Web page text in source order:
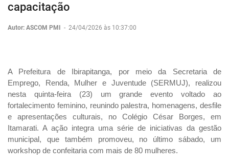
capacitação
Autor: ASCOM PMI - 24/04/2026 às 10:37:00
A Prefeitura de Ibirapitanga, por meio da Secretaria de
Emprego, Renda, Mulher e Juventude (SERMUJ), realizou
nesta quinta-feira (23) um grande evento voltado ao
fortalecimento feminino, reunindo palestra, homenagens, desfile
e apresentações culturais, no Colégio César Borges, em
Itamarati. A ação integra uma série de iniciativas da gestão
municipal, que também promoveu, no último sábado, um
workshop de confeitaria com mais de 80 mulheres.